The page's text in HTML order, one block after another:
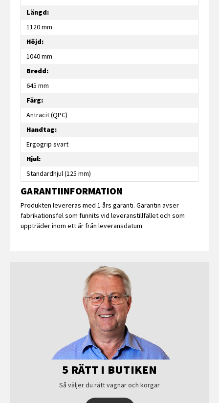
Längd:
1120 mm
Höjd:
1040 mm
Bredd:
645 mm
Färg:
Antracit (QPC)
Handtag:
Ergogrip svart
Hjul:
Standardhjul (125 mm)
GARANTIINFORMATION
Produkten levereras med 1 års garanti. Garantin avser
fabrikationsfel som funnits vid leveranstillfället och som
uppträder inom ett år från leveransdatum.
5 RÄTT I BUTIKEN
Så väljer du rätt vagnar och korgar